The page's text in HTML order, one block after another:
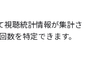
視聴統計情報が集計さ
数を特定できます。